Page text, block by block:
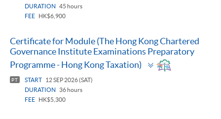
DURATION
45 hours
FEE
HK$6,900
Certificate for Module (The Hong Kong Chartered
Governance Institute Examinations Preparatory
Programme - Hong Kong Taxation)
Toggle
panel
PT START
12 SEP 2026 (SAT)
DURATION
36 hours
FEE
HK$5,300